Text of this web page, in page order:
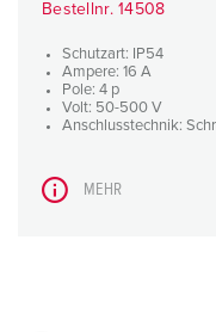
Bestellnr. 14508
Schutzart: IP54
Ampere: 16 A
Pole: 4 p
Volt: 50-500 V
Anschlusstechnik:
MEHR